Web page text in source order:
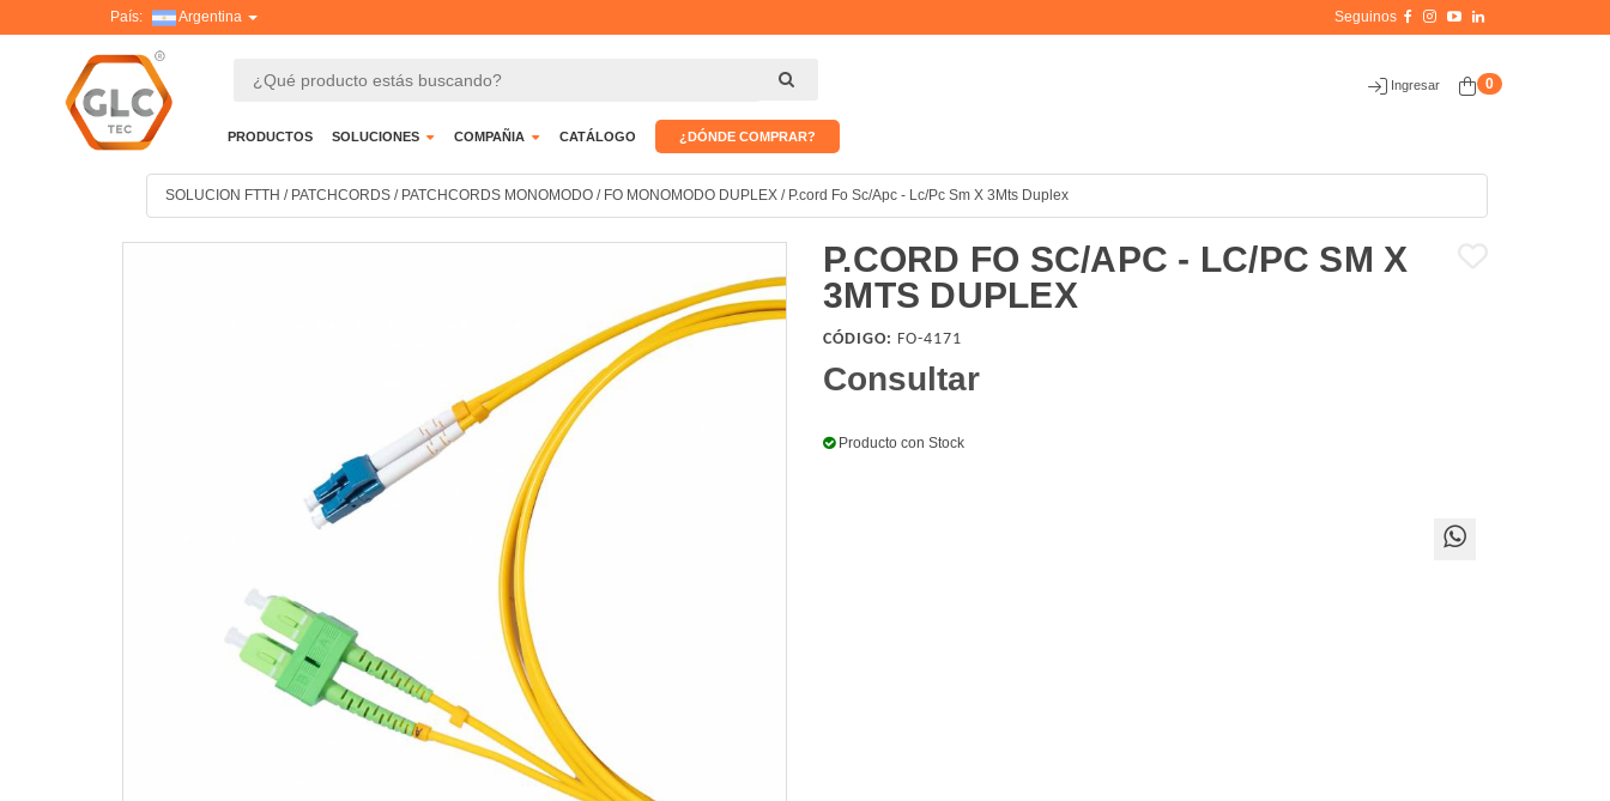
Ingresar 0
PRODUCTOS SOLUCIONES COMPAÑIA CATÁLOGO ¿DÓNDE COMPRAR?
País: Argentina
SOLUCION FTTH / PATCHCORDS / PATCHCORDS MONOMODO / FO MONOMODO DUPLEX / P.cord Fo Sc/Apc - Lc/Pc Sm X 3Mts Duplex
P.CORD FO SC/APC - LC/PC SM X
3MTS DUPLEX
CÓDIGO: FO-4171
Consultar
Producto con Stock